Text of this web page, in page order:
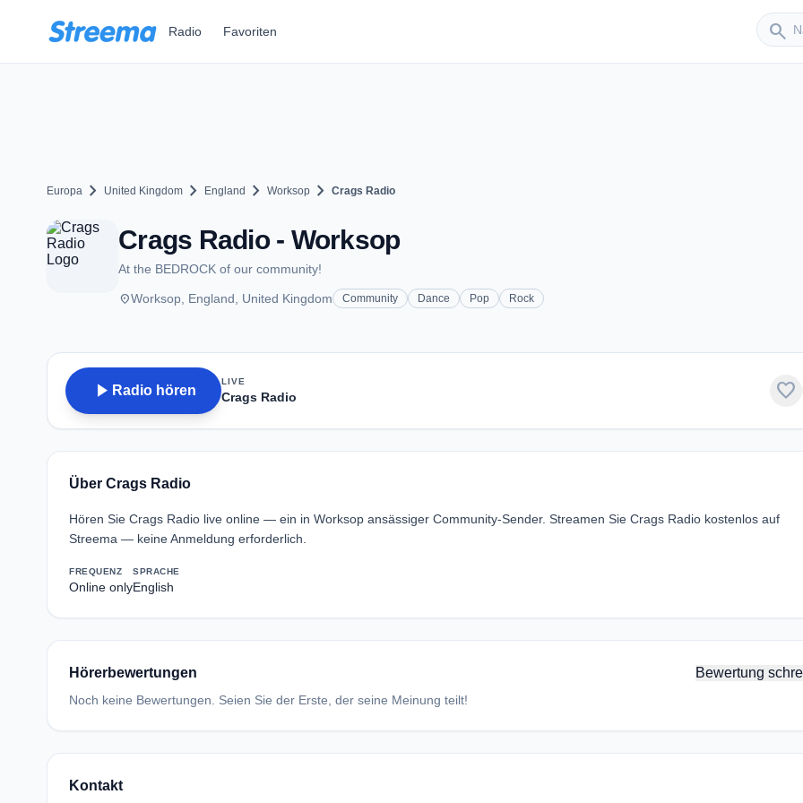
Radio Favoriten search
Europa chevron_right United Kingdom chevron_right England chevron_right Worksop chevron_right Crags Radio
Crags Radio - Worksop
At the BEDROCK of our community!
placeWorksop, England, United Kingdom Community Dance Pop Rock
play_arrow Radio hören
LIVE
Crags Radio favorite
Über Crags Radio
Hören Sie Crags Radio live online — ein in Worksop ansässiger Community-Sender. Streamen Sie Crags Radio kostenlos auf
Streema — keine Anmeldung erforderlich.
FREQUENZ
Online only
SPRACHE
English
Hörerbewertungen Bewertung
Noch keine Bewertungen. Seien Sie der Erste, der seine Meinung teilt!
Kontakt